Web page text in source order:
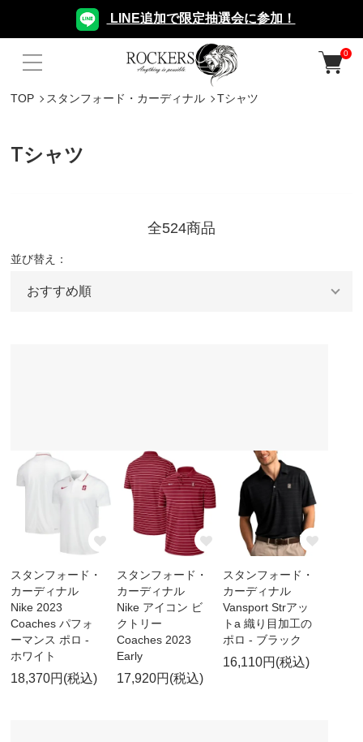
LINE追加で限定抽選会に参加！
0
TOP スタンフォード・カーディナル Tシャツ
Tシャツ
全524商品
並び替え：
スタンフォード・
カーディナル
Nike 2023
Coaches パフォ
ーマンス ポロ -
ホワイト
18,370円(税込)
スタンフォード・
カーディナル
Nike アイコン ビ
クトリー
Coaches 2023
Early
17,920円(税込)
スタンフォード・
カーディナル
Vansport Strアッ
トa 織り目加工の
ポロ - ブラック
16,110円(税込)